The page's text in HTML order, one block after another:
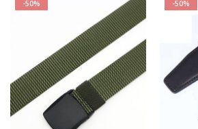
-50% -50%